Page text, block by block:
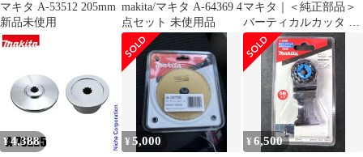
マキタ A-53512 205mm
新品未使用
makita/マキタ A-64369 4
点セット 未使用品
マキタ｜＜純正部品＞
バーティカルカッタ A-
76249
¥4,388 ¥5,000 ¥6,500